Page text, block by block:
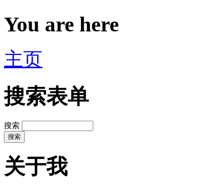
You are here
主页
搜索表单
搜索
关于我